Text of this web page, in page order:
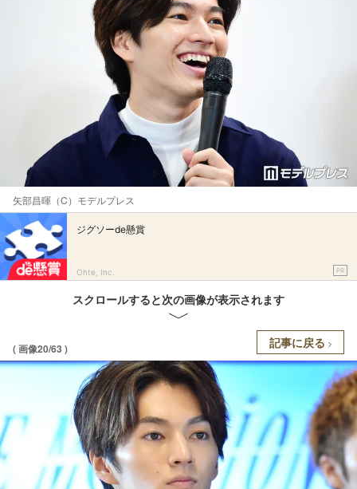
矢部昌暉（C）モデルプレス
ジグソーde懸賞
Ohte, Inc. PR
スクロールすると次の画像が表示されます
( 画像20/63 ) 記事に戻る